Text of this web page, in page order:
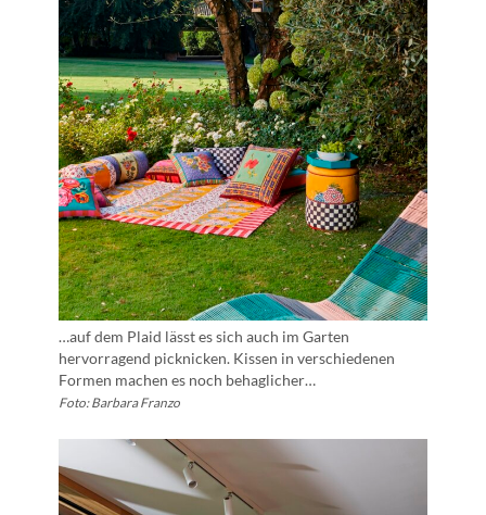
…auf dem Plaid lässt es sich auch im Garten
hervorragend picknicken. Kissen in verschiedenen
Formen machen es noch behaglicher…
Foto: Barbara Franzo